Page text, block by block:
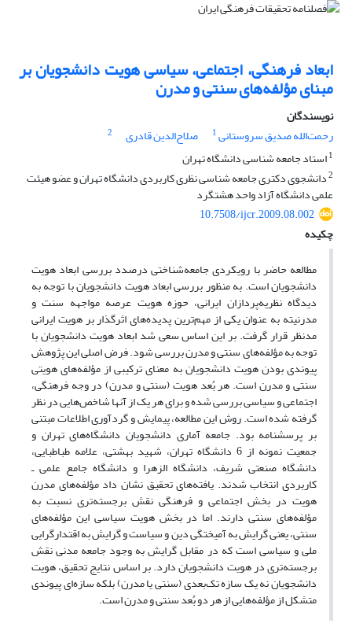
ابعاد فرهنگی، اجتماعی، سیاسی هویت دانشجویان بر
مبنای مؤلفه‌های سنتی و مدرن
نویسندگان
رحمت‌الله صدیق سروستانی1 صلاح‌الدین قادری
2
1استاد جامعه شناسی دانشگاه تهران
2دانشجوی دکتری جامعه شناسی نظری کاربردی دانشگاه تهران و عضو هیئت
علمی دانشگاه آزاد واحد هشتگرد
10.7508/ijcr.2009.08.002
چکیده
مطالعه حاضر با رویکردی جامعه‌شناختی درصدد بررسی ابعاد هویت
دانشجویان است. به منظور بررسی ابعاد هویت دانشجویان با توجه به
دیدگاه نظریه‌پردازان ایرانی، حوزه هویت عرصه مواجهه سنت و
مدرنیته به عنوان یکی از مهم‌ترین پدیده‌های اثرگذار بر هویت ایرانی
مدنظر قرار گرفت. بر این اساس سعی شد ابعاد هویت دانشجویان با
توجه به مؤلفه‌های سنتی و مدرن بررسی شود. فرض اصلی این پژوهش
پیوندی بودن هویت دانشجویان به معنای ترکیبی از مؤلفه‌های هویتی
سنتی و مدرن است. هر بُعد هویت (سنتی و مدرن) در وجه فرهنگی،
اجتماعی و سیاسی بررسی شده و برای هر یک از آنها شاخص‌هایی در نظر
گرفته شده است. روش این مطالعه، پیمایش و گردآوری اطلاعات مبتنی
بر پرسشنامه بود. جامعه آماری دانشجویان دانشگاه‌های تهران و
جمعیت نمونه از 6 دانشگاه تهران، شهید بهشتی، علامه طباطبایی،
دانشگاه صنعتی شریف، دانشگاه الزهرا و دانشگاه جامع علمی ـ
کاربردی انتخاب شدند. یافته‌های تحقیق نشان داد مؤلفه‌های مدرن
هویت در بخش اجتماعی و فرهنگی نقش برجسته‌تری نسبت به
مؤلفه‌های سنتی دارند. اما در بخش هویت سیاسی این مؤلفه‌های
سنتی، یعنی گرایش به آمیختگی دین و سیاست و گرایش به اقتدارگرایی
ملی و سیاسی است که در مقابل گرایش به وجود جامعه مدنی نقش
برجسته‌تری در هویت دانشجویان دارد. بر اساس نتایج تحقیق، هویت
دانشجویان نه یک سازه تک‌بعدی (سنتی یا مدرن) بلکه سازه‌ای پیوندی
متشکل از مؤلفه‌هایی از هر دو بُعد سنتی و مدرن است.